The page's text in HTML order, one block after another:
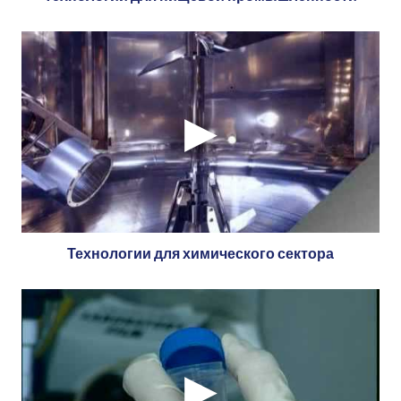
Технологии для химического сектора